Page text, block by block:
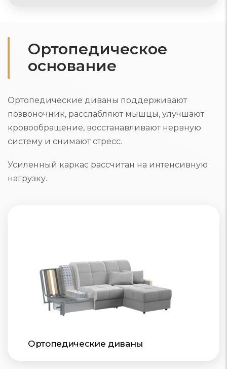
Ортопедическое
основание
Ортопедические диваны поддерживают
позвоночник, расслабляют мышцы, улучшают
кровообращение, восстанавливают нервную
систему и снимают стресс.
Усиленный каркас рассчитан на интенсивную
нагрузку.
Ортопедические диваны